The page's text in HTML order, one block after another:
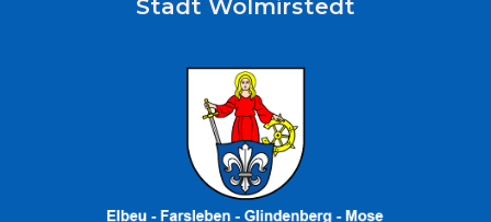
Stadt Wolmirstedt